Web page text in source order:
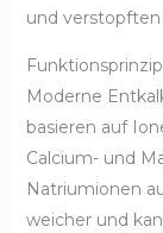
und verstopften
Moderne
basieren auf
Calcium- und
Natriumionen
weicher und